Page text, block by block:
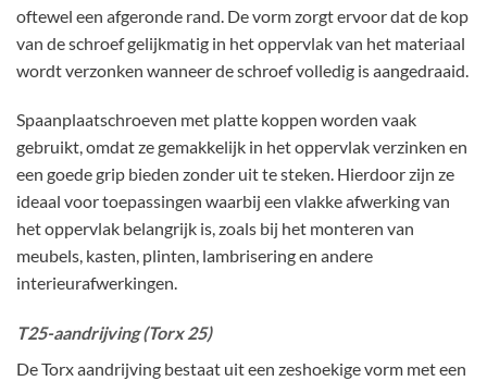
oftewel een afgeronde rand. De vorm zorgt ervoor dat de kop
van de schroef gelijkmatig in het oppervlak van het materiaal
wordt verzonken wanneer de schroef volledig is aangedraaid.
Spaanplaatschroeven met platte koppen worden vaak
gebruikt, omdat ze gemakkelijk in het oppervlak verzinken en
een goede grip bieden zonder uit te steken. Hierdoor zijn ze
ideaal voor toepassingen waarbij een vlakke afwerking van
het oppervlak belangrijk is, zoals bij het monteren van
meubels, kasten, plinten, lambrisering en andere
interieurafwerkingen.
T25-aandrijving (Torx 25)
De Torx aandrijving bestaat uit een zeshoekige vorm met een